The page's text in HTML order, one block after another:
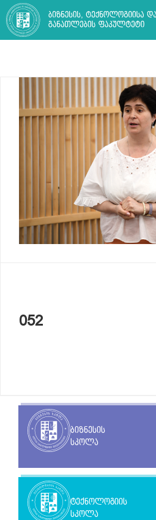
052
ბიზნესის
სკოლა
ტექნოლოგიის
სკოლა